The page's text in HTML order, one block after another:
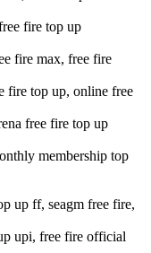
fire top up
fire max, free fire
fire top up, online free
free fire top up
membership top
up ff, seagm free fire,
upi, free fire official